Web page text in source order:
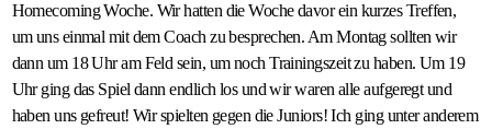
Homecoming Woche. Wir hatten die Woche davor ein kurzes Treffen,
um uns einmal mit dem Coach zu besprechen. Am Montag sollten wir
dann um 18 Uhr am Feld sein, um noch Trainingszeit zu haben. Um 19
Uhr ging das Spiel dann endlich los und wir waren alle aufgeregt und
haben uns gefreut! Wir spielten gegen die Juniors! Ich ging unter anderem